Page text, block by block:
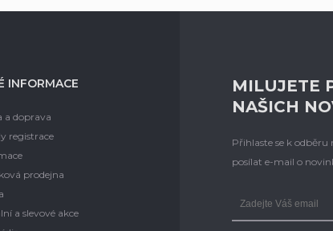
INFORMACE
a doprava
registrace
prodejna
a slevové akce
MILUJETE
NAŠICH
Přihlaste se k
posílat e-mail o